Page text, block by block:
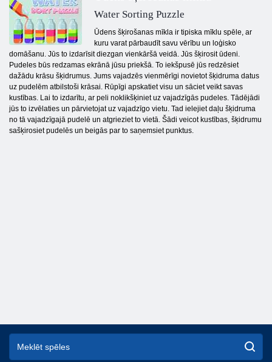
Water Sorting Puzzle
Ūdens šķirošanas mīkla ir tipiska mīklu spēle, ar
kuru varat pārbaudīt savu vērību un loģisko
domāšanu. Jūs to izdarīsit diezgan vienkāršā veidā. Jūs šķirosit ūdeni.
Pudeles būs redzamas ekrānā jūsu priekšā. To iekšpusē jūs redzēsiet
dažādu krāsu šķidrumus. Jums vajadzēs vienmērīgi novietot šķidruma datus
uz pudelēm atbilstoši krāsai. Rūpīgi apskatiet visu un sāciet veikt savas
kustības. Lai to izdarītu, ar peli noklikšķiniet uz vajadzīgās pudeles. Tādējādi
jūs to izvēlaties un pārvietojat uz vajadzīgo vietu. Tad ielejiet daļu šķidruma
no tā vajadzīgajā pudelē un atgrieziet to vietā. Šādi veicot kustības, šķidrumu
sašķirosiet pudelēs un beigās par to saņemsiet punktus.